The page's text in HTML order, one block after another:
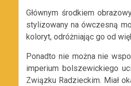
Głównym środkiem
stylizowany na ówczesną
koloryt, odróżniając go od
Ponadto nie można nie
imperium bolszewickiego
Związku Radzieckim. Miał